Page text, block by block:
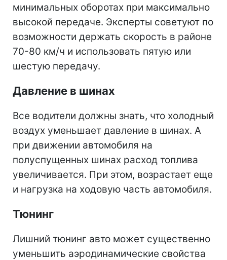
минимальных оборотах при максимально
высокой передаче. Эксперты советуют по
возможности держать скорость в районе
70-80 км/ч и использовать пятую или
шестую передачу.
Давление в шинах
Все водители должны знать, что холодный
воздух уменьшает давление в шинах. А
при движении автомобиля на
полуспущенных шинах расход топлива
увеличивается. При этом, возрастает еще
и нагрузка на ходовую часть автомобиля.
Тюнинг
Лишний тюнинг авто может существенно
уменьшить аэродинамические свойства